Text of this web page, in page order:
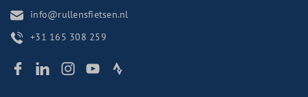
info@rullensfietsen.nl
+31 165 308 259